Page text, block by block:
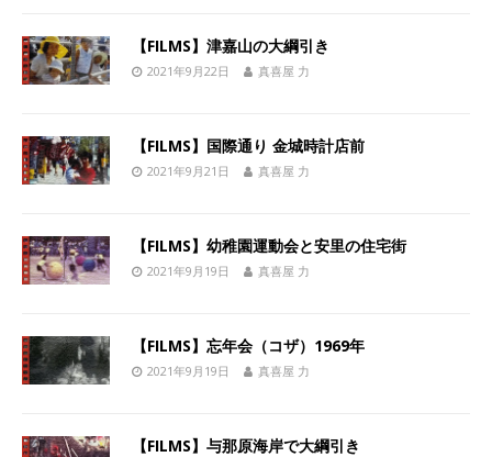
【FILMS】津嘉山の大綱引き
2021年9月22日 真喜屋 力
【FILMS】国際通り 金城時計店前
2021年9月21日 真喜屋 力
【FILMS】幼稚園運動会と安里の住宅街
2021年9月19日 真喜屋 力
【FILMS】忘年会（コザ）1969年
2021年9月19日 真喜屋 力
【FILMS】与那原海岸で大綱引き